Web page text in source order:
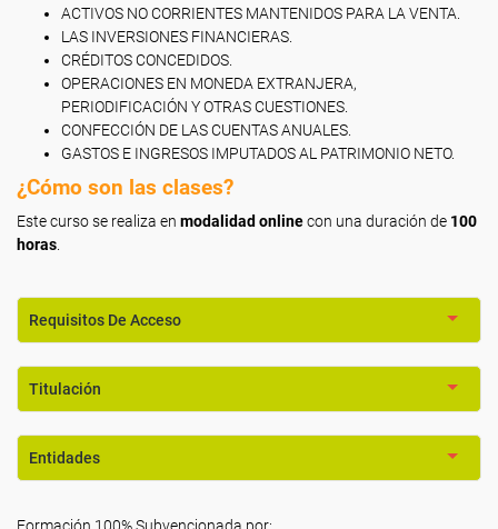
ACTIVOS NO CORRIENTES MANTENIDOS PARA LA VENTA.
LAS INVERSIONES FINANCIERAS.
CRÉDITOS CONCEDIDOS.
OPERACIONES EN MONEDA EXTRANJERA,
PERIODIFICACIÓN Y OTRAS CUESTIONES.
CONFECCIÓN DE LAS CUENTAS ANUALES.
GASTOS E INGRESOS IMPUTADOS AL PATRIMONIO NETO.
¿Cómo son las clases?
Este curso se realiza en modalidad onlinecon una duración de 100
horas
Requisitos De Acceso
Titulación
Entidades